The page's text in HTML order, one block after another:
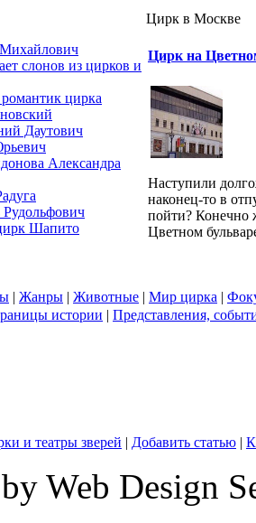
слонов из цирков и
цирка
Даутович
Александра
Шапито
Цирк в Москве
Цирк на
Наступили
наконец-то в
пойти? Конечно
Цветном
| Жанры | Животные | Мир цирка |
истории | Представления,
и театры зверей | Добавить статью |
Web Design